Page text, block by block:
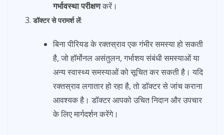
गर्भावस्था परीक्षणकरें।
डॉक्टर से परामर्श लें:
बिना पीरियड के रक्तस्राव एक गंभीर समस्या हो सकती
है, जो हॉर्मोनल असंतुलन, गर्भाशय संबंधी समस्याओं या
अन्य स्वास्थ्य समस्याओं को सूचित कर सकती है। यदि
रक्तस्राव लगातार हो रहा है, तो डॉक्टर से जांच कराना
आवश्यक है। डॉक्टर आपको उचित निदान और उपचार
के लिए मार्गदर्शन करेंगे।